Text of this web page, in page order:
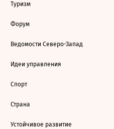
Туризм
Форум
Ведомости Северо-Запад
Идеи управления
Спорт
Страна
Устойчивое развитие